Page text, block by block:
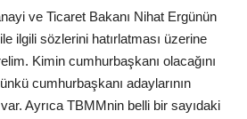
ve Ticaret Bakanı Nihat Ergünün
ilgili sözlerini hatırlatması üzerine
Kimin cumhurbaşkanı olacağını
cumhurbaşkanı adaylarının
Ayrıca TBMMnin belli bir sayıdaki